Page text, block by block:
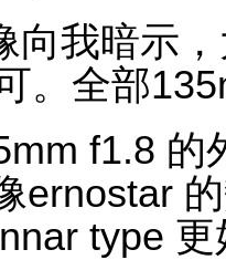
向我暗示
。全部
f1.8 的
ernostar
type